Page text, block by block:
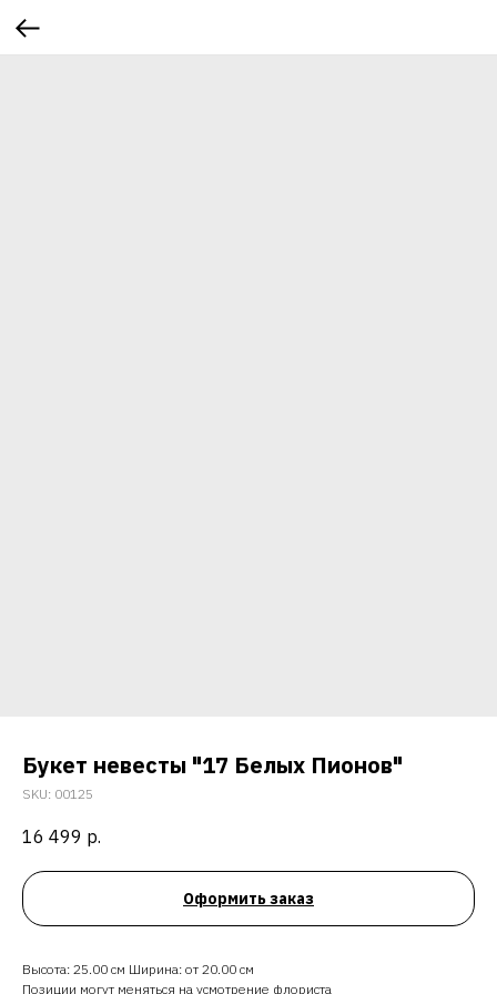
Букет невесты "17 Белых Пионов"
SKU: 00125
16 499 р.
Оформить заказ
Высота: 25.00 см Ширина: от 20.00 см
Позиции могут меняться на усмотрение флориста